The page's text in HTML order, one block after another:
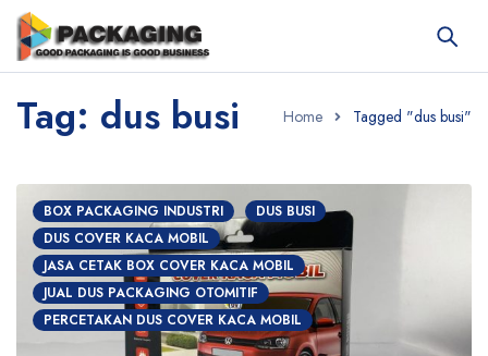
Home Tagged "dus busi"
Tag: dus busi
BOX PACKAGING INDUSTRI
DUS BUSI
DUS COVER KACA MOBIL
JASA CETAK BOX COVER KACA MOBIL
JUAL DUS PACKAGING OTOMITIF
PERCETAKAN DUS COVER KACA MOBIL